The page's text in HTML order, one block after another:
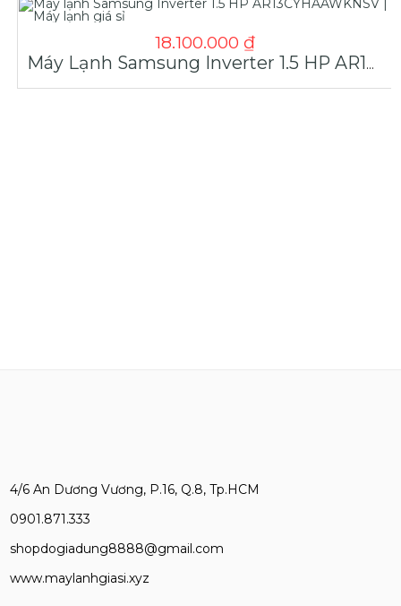
18.100.000 ₫
Máy Lạnh Samsung Inverter 1.5 HP AR13CYHAAWKNSV | Máy Lạnh Giá Sỉ
4/6 An Dương Vương, P.16, Q.8, Tp.HCM
0901.871.333
shopdogiadung8888@gmail.com
www.maylanhgiasi.xyz